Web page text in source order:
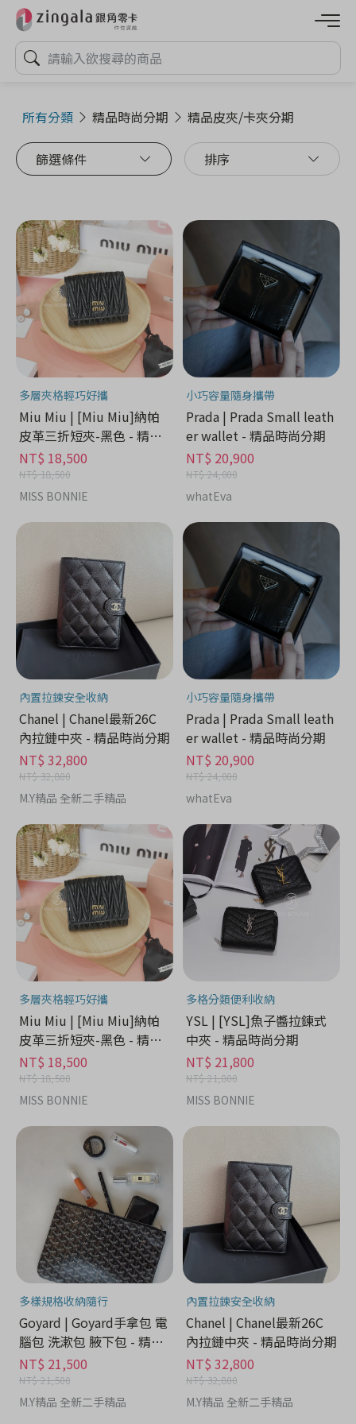
所有分類 精品時尚分期 精品皮夾/卡夾分期
篩選條件 排序
多層夾格輕巧好攜
Miu Miu | [Miu Miu]納帕
皮革三折短夾-黑色 - 精品
時尚分期
NT$ 18,500
NT$ 18,500
MISS BONNIE
小巧容量隨身攜帶
Prada | Prada Small leath
er wallet - 精品時尚分期
NT$ 20,900
NT$ 24,000
whatEva
內置拉鍊安全收納
Chanel | Chanel最新26C
內拉鏈中夾 - 精品時尚分期
NT$ 32,800
NT$ 32,800
M.Y精品 全新二手精品
小巧容量隨身攜帶
Prada | Prada Small leath
er wallet - 精品時尚分期
NT$ 20,900
NT$ 24,000
whatEva
多層夾格輕巧好攜
Miu Miu | [Miu Miu]納帕
皮革三折短夾-黑色 - 精品
時尚分期
NT$ 18,500
NT$ 18,500
MISS BONNIE
多格分類便利收納
YSL | [YSL]魚子醬拉鍊式
中夾 - 精品時尚分期
NT$ 21,800
NT$ 21,800
MISS BONNIE
多樣規格收納隨行
Goyard | Goyard手拿包 電
腦包 洗漱包 腋下包 - 精品
時尚分期
NT$ 21,500
NT$ 21,500
M.Y精品 全新二手精品
內置拉鍊安全收納
Chanel | Chanel最新26C
內拉鏈中夾 - 精品時尚分期
NT$ 32,800
NT$ 32,800
M.Y精品 全新二手精品